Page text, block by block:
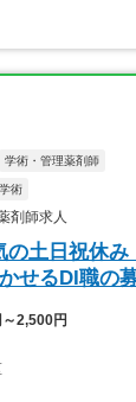
学術・管理薬剤師
術
剤師求人
の土日祝休
せるDI職の
～2,500円